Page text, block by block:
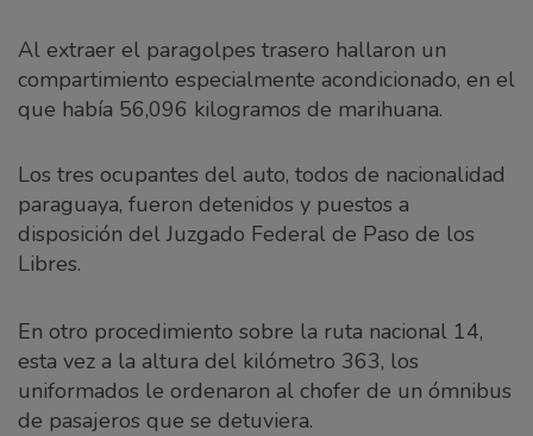
Al extraer el paragolpes trasero hallaron un
compartimiento especialmente acondicionado, en el
que había 56,096 kilogramos de marihuana.
Los tres ocupantes del auto, todos de nacionalidad
paraguaya, fueron detenidos y puestos a
disposición del Juzgado Federal de Paso de los
Libres.
En otro procedimiento sobre la ruta nacional 14,
esta vez a la altura del kilómetro 363, los
uniformados le ordenaron al chofer de un ómnibus
de pasajeros que se detuviera.